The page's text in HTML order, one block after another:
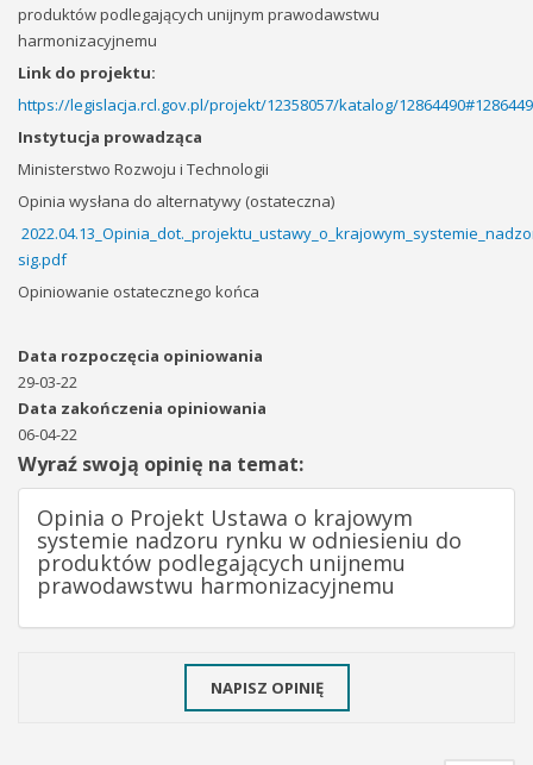
produktów podlegających unijnym prawodawstwu
harmonizacyjnemu
Link do projektu:
https://legislacja.rcl.gov.pl/projekt/12358057/katalog/
Instytucja prowadząca
Ministerstwo Rozwoju i Technologii
Opinia wysłana do alternatywy (ostateczna)
sig.pdf
Opiniowanie ostatecznego końca
Data rozpoczęcia opiniowania
29-03-22
Data zakończenia opiniowania
06-04-22
Wyraź swoją opinię na temat:
Opinia o Projekt Ustawa o krajowym
systemie nadzoru rynku w odniesieniu do
produktów podlegających unijnemu
prawodawstwu harmonizacyjnemu
NAPISZ OPINIĘ